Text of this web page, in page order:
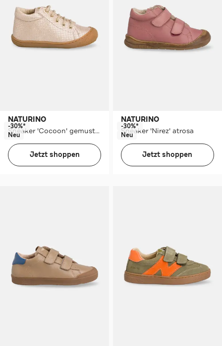
NATURINO
Sneaker 'Cocoon' gemustert
-30%*
Neu
Jetzt shoppen
NATURINO
Sneaker 'Nirez' atrosa
-30%*
Neu
Jetzt shoppen